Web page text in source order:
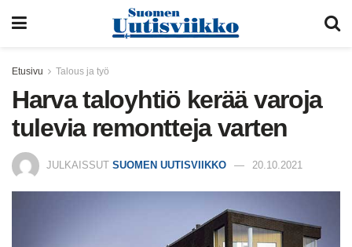
Etusivu Talous ja työ
Harva taloyhtiö kerää varoja
tulevia remontteja varten
JULKAISSUT SUOMEN UUTISVIIKKO 20.10.2021